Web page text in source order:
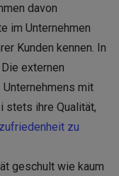
davon
im Unternehmen
Kunden kennen. In
externen
mit
stets ihre Qualität,
zu
geschult wie kaum